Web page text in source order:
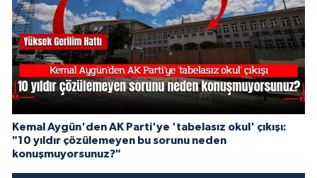
Kemal Aygün'den AK Parti'ye 'tabelasız okul' çıkışı:
"10 yıldır çözülemeyen bu sorunu neden
konuşmuyorsunuz?"